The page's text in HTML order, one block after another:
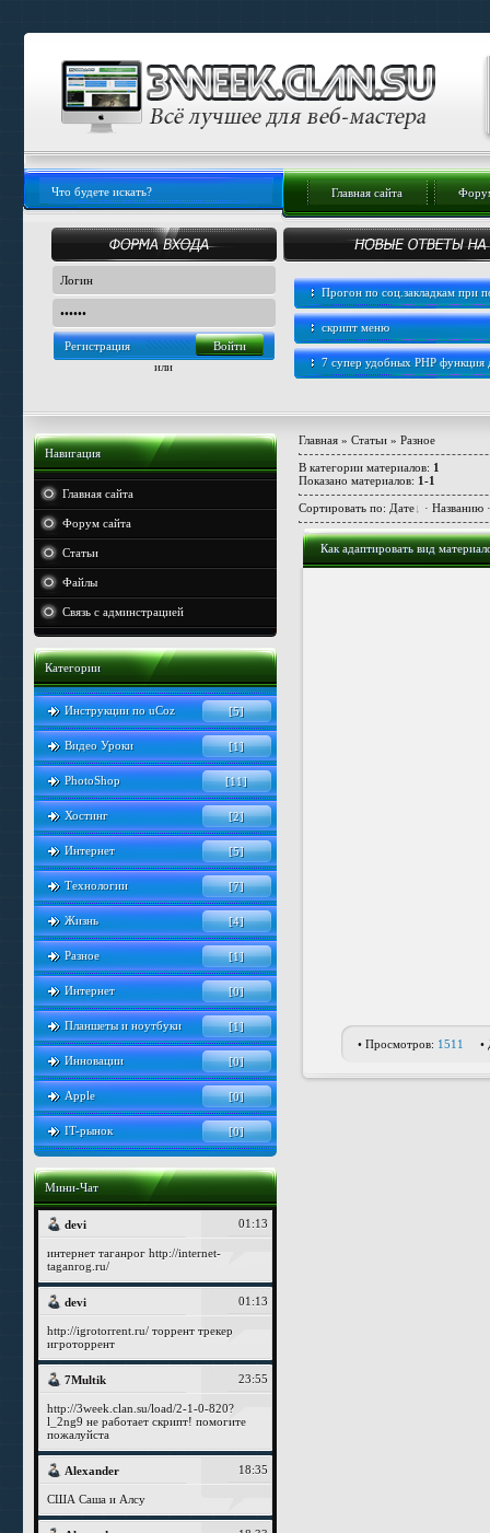
Главная сайта
Регистрация
или
Прогон по соц.закладкам при
скрипт меню
7 супер удобных PHP функция
Навигация
Главная сайта
Форум сайта
Статьи
Файлы
Связь с админстрацией
Категории
Инструкции по uCoz [5]
Видео Уроки [1]
PhotoShop [11]
Хостинг [2]
Интернет [5]
Технологии [7]
Жизнь [4]
Разное [1]
Интернет [0]
Планшеты и ноутбуки [1]
Инновации [0]
Apple [0]
IT-рынок [0]
Мини-Чат
Главная» Статьи» Разное
В категории материалов: 1
Показано материалов: 1-1
Сортировать по: Дате · Названию
Как адаптировать вид
• Просмотров: 1511 •